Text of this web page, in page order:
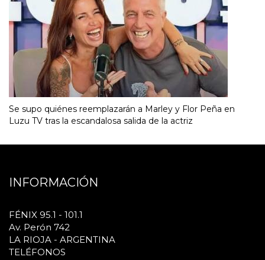
Se supo quiénes reemplazarán a Marley y Flor Peña en
Luzu TV tras la escandalosa salida de la actriz
INFORMACIÓN
FÉNIX 95.1 - 101.1
Av. Perón 742
LA RIOJA - ARGENTINA
TELÉFONOS